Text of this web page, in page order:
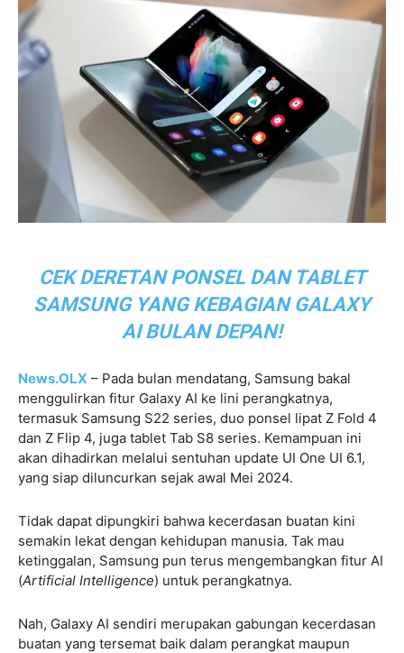
CEK DERETAN PONSEL DAN TABLET
SAMSUNG YANG KEBAGIAN GALAXY
AI BULAN DEPAN!
News.OLX – Pada bulan mendatang, Samsung bakal
menggulirkan fitur Galaxy AI ke lini perangkatnya,
termasuk Samsung S22 series, duo ponsel lipat Z Fold 4
dan Z Flip 4, juga tablet Tab S8 series. Kemampuan ini
akan dihadirkan melalui sentuhan update UI One UI 6.1,
yang siap diluncurkan sejak awal Mei 2024.
Tidak dapat dipungkiri bahwa kecerdasan buatan kini
semakin lekat dengan kehidupan manusia. Tak mau
ketinggalan, Samsung pun terus mengembangkan fitur AI
(Artificial Intelligence) untuk perangkatnya.
Nah, Galaxy AI sendiri merupakan gabungan kecerdasan
buatan yang tersemat baik dalam perangkat maupun